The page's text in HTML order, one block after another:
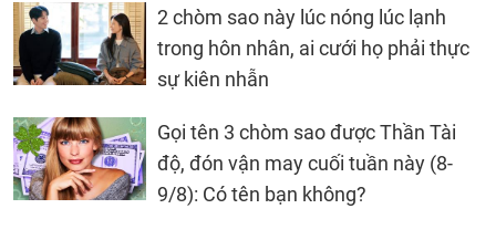
2 chòm sao này lúc nóng lúc lạnh
trong hôn nhân, ai cưới họ phải thực
sự kiên nhẫn
Gọi tên 3 chòm sao được Thần Tài
độ, đón vận may cuối tuần này (8-
9/8): Có tên bạn không?